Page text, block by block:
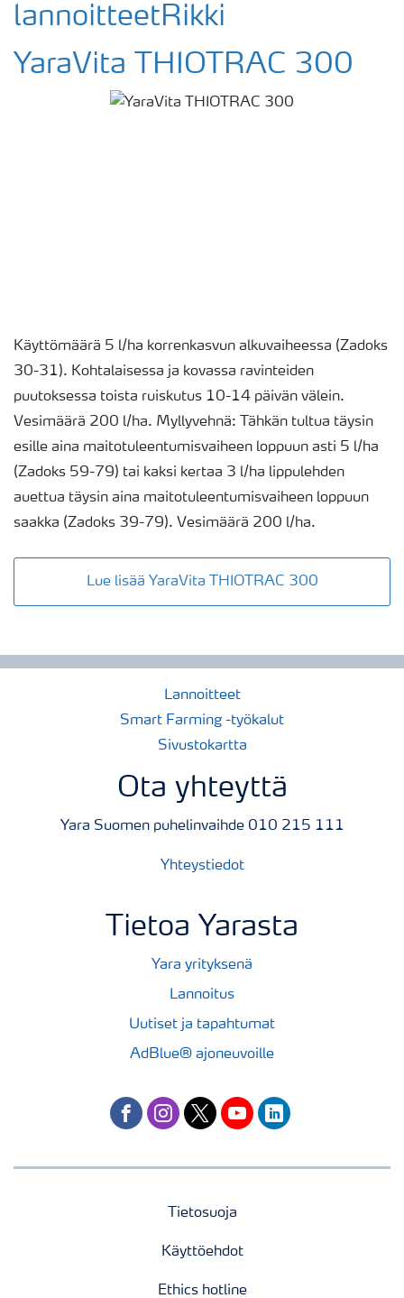
lannoitteetRikki
YaraVita THIOTRAC 300
Käyttömäärä 5 l/ha korrenkasvun alkuvaiheessa (Zadoks
30-31). Kohtalaisessa ja kovassa ravinteiden
puutoksessa toista ruiskutus 10-14 päivän välein.
Vesimäärä 200 l/ha. Myllyvehnä: Tähkän tultua täysin
esille aina maitotuleentumisvaiheen loppuun asti 5 l/ha
(Zadoks 59-79) tai kaksi kertaa 3 l/ha lippulehden
auettua täysin aina maitotuleentumisvaiheen loppuun
saakka (Zadoks 39-79). Vesimäärä 200 l/ha.
Lue lisää YaraVita THIOTRAC 300
Lannoitteet
Smart Farming -työkalut
Sivustokartta
Ota yhteyttä
Yara Suomen puhelinvaihde 010 215 111
Yhteystiedot
Tietoa Yarasta
Yara yrityksenä
Lannoitus
Uutiset ja tapahtumat
AdBlue® ajoneuvoille
facebookinstagram
twitteryoutubelinkedin
Tietosuoja
Käyttöehdot
Ethics hotline